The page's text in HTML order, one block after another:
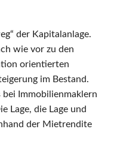
der Kapitalanlage.
wie vor zu den
orientierten
im Bestand.
bei Immobilienmaklern
Lage, die Lage und
der Mietrendite